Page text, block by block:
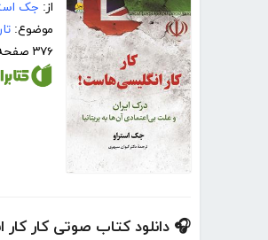
از: جک
موضوع:
۳۷۶ صفحه
🎧 دانلود کتاب صوتی کار